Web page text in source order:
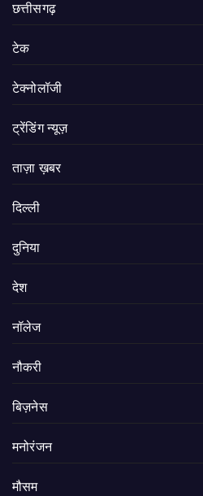
छत्तीसगढ़
टेक
टेक्नोलॉजी
ट्रेंडिंग न्यूज़
ताज़ा ख़बर
दिल्ली
दुनिया
देश
नॉलेज
नौकरी
बिज़नेस
मनोरंजन
मौसम